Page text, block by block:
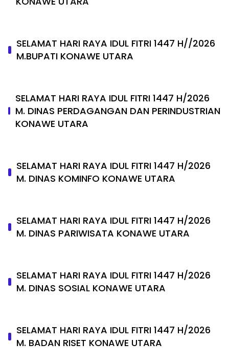
SELAMAT HARI RAYA IDUL FITRI 1447 H//2026
M.BUPATI KONAWE UTARA
SELAMAT HARI RAYA IDUL FITRI 1447 H/2026
M. DINAS PERDAGANGAN DAN PERINDUSTRIAN
KONAWE UTARA
SELAMAT HARI RAYA IDUL FITRI 1447 H/2026
M. DINAS KOMINFO KONAWE UTARA
SELAMAT HARI RAYA IDUL FITRI 1447 H/2026
M. DINAS PARIWISATA KONAWE UTARA
SELAMAT HARI RAYA IDUL FITRI 1447 H/2026
M. DINAS SOSIAL KONAWE UTARA
SELAMAT HARI RAYA IDUL FITRI 1447 H/2026
M. BADAN RISET KONAWE UTARA